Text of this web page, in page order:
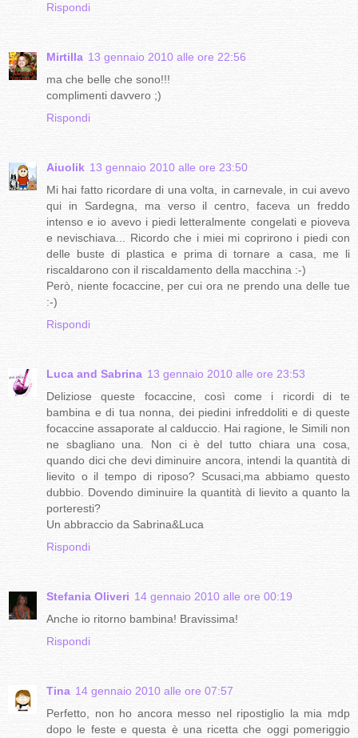
Rispondi
Mirtilla 13 gennaio 2010 alle ore 22:56
ma che belle che sono!!!
complimenti davvero ;)
Rispondi
Aiuolik 13 gennaio 2010 alle ore 23:50
Mi hai fatto ricordare di una volta, in carnevale, in cui avevo
qui in Sardegna, ma verso il centro, faceva un freddo
intenso e io avevo i piedi letteralmente congelati e pioveva
e nevischiava... Ricordo che i miei mi coprirono i piedi con
delle buste di plastica e prima di tornare a casa, me li
riscaldarono con il riscaldamento della macchina :-)
Però, niente focaccine, per cui ora ne prendo una delle tue
:-)
Rispondi
Luca and Sabrina 13 gennaio 2010 alle ore 23:53
Deliziose queste focaccine, così come i ricordi di te
bambina e di tua nonna, dei piedini infreddoliti e di queste
focaccine assaporate al calduccio. Hai ragione, le Simili non
ne sbagliano una. Non ci è del tutto chiara una cosa,
quando dici che devi diminuire ancora, intendi la quantità di
lievito o il tempo di riposo? Scusaci,ma abbiamo questo
dubbio. Dovendo diminuire la quantità di lievito a quanto la
porteresti?
Un abbraccio da Sabrina&Luca
Rispondi
Stefania Oliveri 14 gennaio 2010 alle ore 00:19
Anche io ritorno bambina! Bravissima!
Rispondi
Tina 14 gennaio 2010 alle ore 07:57
Perfetto, non ho ancora messo nel ripostiglio la mia mdp
dopo le feste e questa è una ricetta che oggi pomeriggio